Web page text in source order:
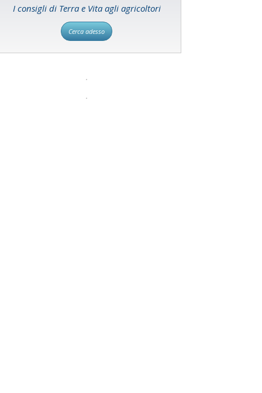
I consigli di Terra e Vita agli agricoltori
Cerca adesso